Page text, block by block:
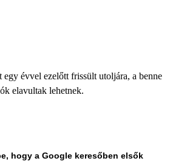
évvel ezelőtt frissült utoljára, a benne
elavultak lehetnek.
hogy a Google keresőben elsők